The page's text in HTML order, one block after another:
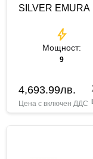
SILVER EMURA
bolt
Мощност:
9
4,693.99лв.